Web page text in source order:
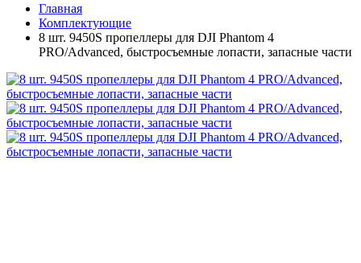
Главная
Комплектующие
8 шт. 9450S пропеллеры для DJI Phantom 4
PRO/Advanced, быстросъемные лопасти, запасные части